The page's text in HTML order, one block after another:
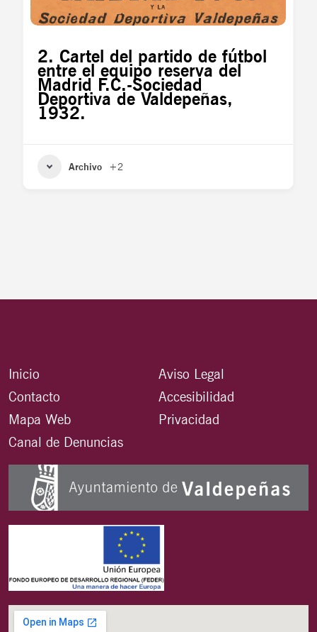
2. Cartel del partido de fútbol
entre el equipo reserva del
Madrid F.C.-Sociedad
Deportiva de Valdepeñas,
1932.
Archivo +2
Inicio
Contacto
Mapa Web
Canal de Denuncias
Aviso Legal
Accesibilidad
Privacidad